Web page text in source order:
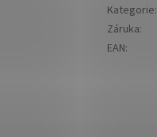
Kategorie:
Záruka:
EAN: